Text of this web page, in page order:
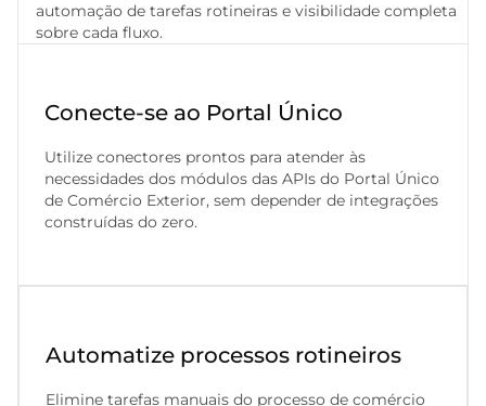
automação de tarefas rotineiras e visibilidade completa
sobre cada fluxo.
Conecte-se ao Portal Único
Utilize conectores prontos para atender às
necessidades dos módulos das APIs do Portal Único
de Comércio Exterior, sem depender de integrações
construídas do zero.
Automatize processos rotineiros
Elimine tarefas manuais do processo de comércio